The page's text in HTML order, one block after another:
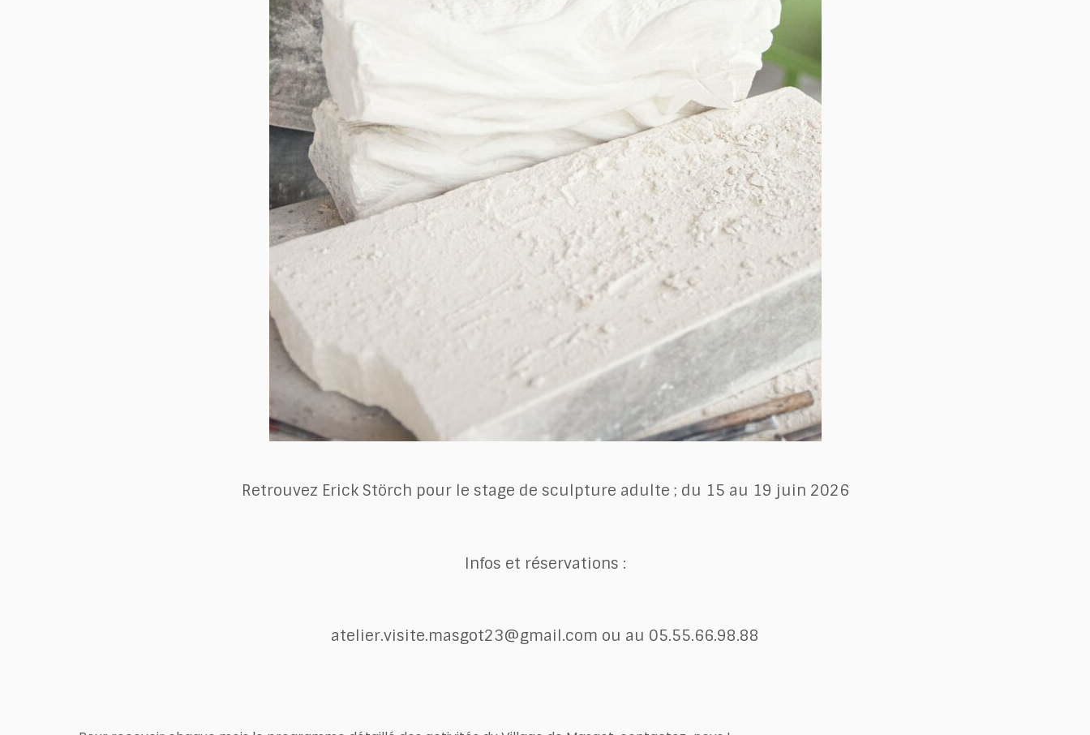
Retrouvez Erick Störch pour le stage de sculpture adulte ; du 15 au 19 juin 2026
Infos et réservations :
atelier.visite.masgot23@gmail.com ou au 05.55.66.98.88